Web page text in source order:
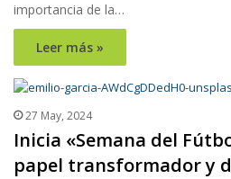
importancia de la…
Leer más »
27 May, 2024
Inicia «Semana del
papel transformador y